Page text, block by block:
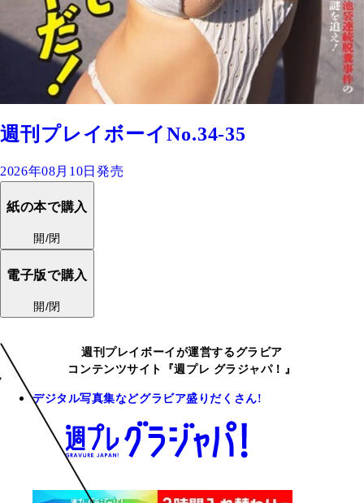
週刊プレイボーイNo.34-35
2026年08月10日発売
紙の本で購入
開/閉
電子版で購入
開/閉
週刊プレイボーイが運営するグラビア
コンテンツサイト『週プレ グラジャパ！』
デジタル写真集などグラビア盛りだくさん!